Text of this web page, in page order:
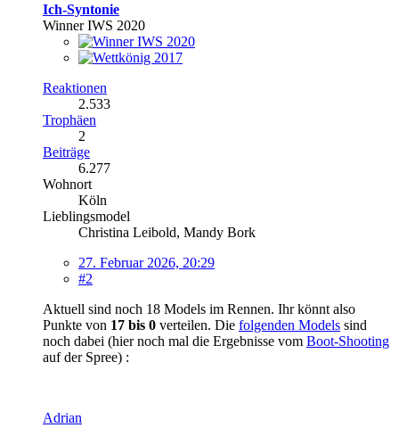
Ich-Syntonie
Winner IWS 2020
Reaktionen
2.533
Trophäen
2
Beiträge
6.277
Wohnort
Köln
Lieblingsmodel
Christina Leibold, Mandy Bork
27. Februar 2026, 20:29
#2
Aktuell sind noch 18 Models im Rennen. Ihr könnt also
Punkte von 17 bis 0 verteilen. Die folgenden Models sind
noch dabei (hier noch mal die Ergebnisse vom Boot-Shooting
auf der Spree) :
Adrian